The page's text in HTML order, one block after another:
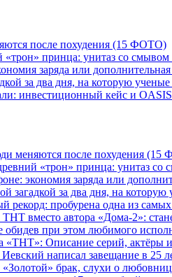
после похудения (15 ФОТО)
принца: унитаз со смывом
заряда или
за два дня, на которую ученые
инвестиционный кейс и OASIS
меняются после похудения
«трон» принца: унитаз со
экономия заряда или
загадкой за два дня, на которую
рекорд: пробурена одна из
ТНТ вместо автора «Дома-2»:
обидев при этом любимого
«ТНТ»: Описание серий, актёры
написал завещание в 25
брак, слухи о